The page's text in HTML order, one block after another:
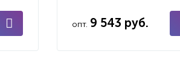
опт. 9 543 руб.